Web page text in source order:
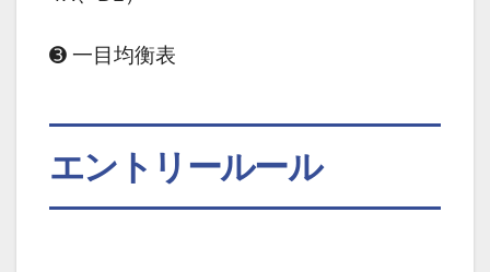
➌ 一目均衡表
エントリールール